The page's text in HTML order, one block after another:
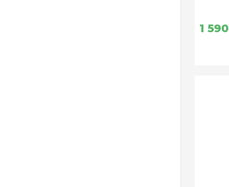
1 590